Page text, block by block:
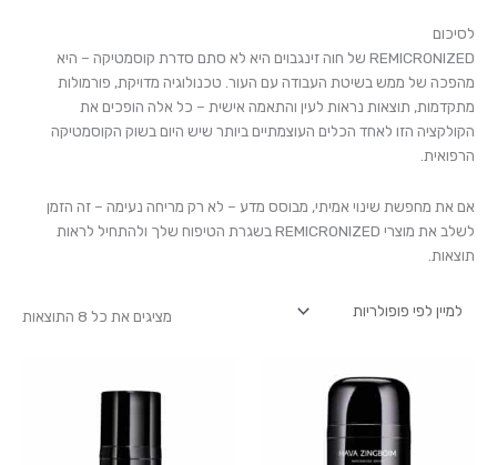
לסיכום
REMICRONIZED של חוה זינגבוים היא לא סתם סדרת קוסמטיקה – היא
מהפכה של ממש בשיטת העבודה עם העור. טכנולוגיה מדויקת, פורמולות
מתקדמות, תוצאות נראות לעין והתאמה אישית – כל אלה הופכים את
הקולקציה הזו לאחד הכלים העוצמתיים ביותר שיש היום בשוק הקוסמטיקה
הרפואית.
אם את מחפשת שינוי אמיתי, מבוסס מדע – לא רק מריחה נעימה – זה הזמן
לשלב את מוצרי REMICRONIZED בשגרת הטיפוח שלך ולהתחיל לראות
תוצאות.
מציגים את כל ⁦8⁩ התוצאות